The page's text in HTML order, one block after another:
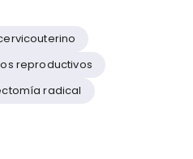
reproductivos
radical